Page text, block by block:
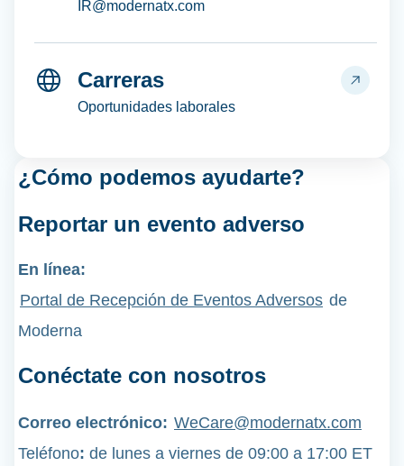
IR@modernatx.com
Carreras
Oportunidades laborales
¿Cómo podemos ayudarte?
Reportar un evento adverso
En línea:
Portal de Recepción de Eventos Adversos de
Moderna
Conéctate con nosotros
Correo electrónico: WeCare@modernatx.com
Teléfono: de lunes a viernes de 09:00 a 17:00 ET